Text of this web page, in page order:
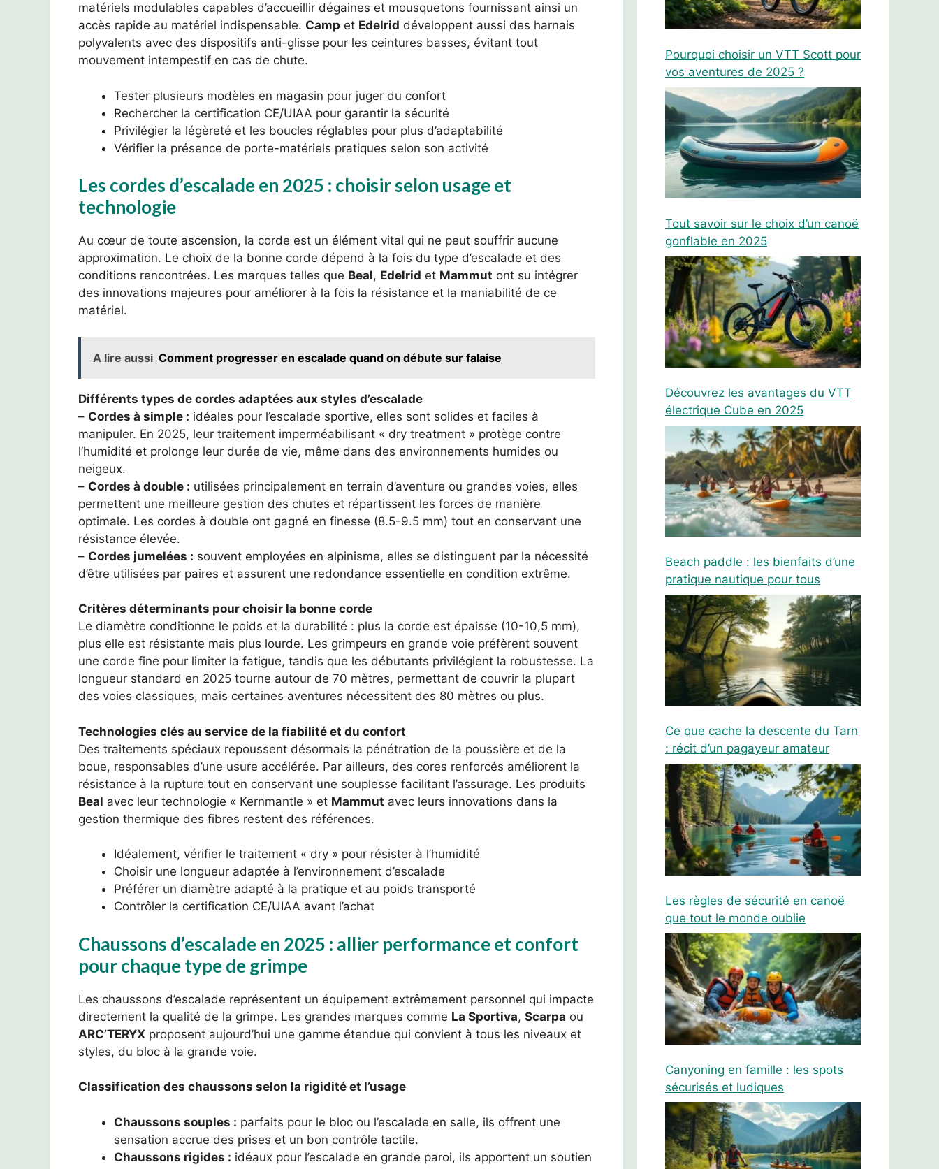
matériels modulables capables d’accueillir dégaines et mousquetons fournissant ainsi un
accès rapide au matériel indispensable. Camp et Edelrid développent aussi des harnais
polyvalents avec des dispositifs anti-glisse pour les ceintures basses, évitant tout
mouvement intempestif en cas de chute.
Tester plusieurs modèles en magasin pour juger du confort
Rechercher la certification CE/UIAA pour garantir la sécurité
Privilégier la légèreté et les boucles réglables pour plus d’adaptabilité
Vérifier la présence de porte-matériels pratiques selon son activité
Les cordes d’escalade en 2025 : choisir selon usage et
technologie
Au cœur de toute ascension, la corde est un élément vital qui ne peut souffrir aucune
approximation. Le choix de la bonne corde dépend à la fois du type d’escalade et des
conditions rencontrées. Les marques telles que Beal, Edelrid et Mammut ont su intégrer
des innovations majeures pour améliorer à la fois la résistance et la maniabilité de ce
matériel.
A lire aussi Comment progresser en escalade quand on débute sur falaise
Différents types de cordes adaptées aux styles d’escalade
– Cordes à simple : idéales pour l’escalade sportive, elles sont solides et faciles à
manipuler. En 2025, leur traitement imperméabilisant « dry treatment » protège contre
l’humidité et prolonge leur durée de vie, même dans des environnements humides ou
neigeux.
– Cordes à double : utilisées principalement en terrain d’aventure ou grandes voies, elles
permettent une meilleure gestion des chutes et répartissent les forces de manière
optimale. Les cordes à double ont gagné en finesse (8.5-9.5 mm) tout en conservant une
résistance élevée.
– Cordes jumelées : souvent employées en alpinisme, elles se distinguent par la nécessité
d’être utilisées par paires et assurent une redondance essentielle en condition extrême.
Critères déterminants pour choisir la bonne corde
Le diamètre conditionne le poids et la durabilité : plus la corde est épaisse (10-10,5 mm),
plus elle est résistante mais plus lourde. Les grimpeurs en grande voie préfèrent souvent
une corde fine pour limiter la fatigue, tandis que les débutants privilégient la robustesse. La
longueur standard en 2025 tourne autour de 70 mètres, permettant de couvrir la plupart
des voies classiques, mais certaines aventures nécessitent des 80 mètres ou plus.
Technologies clés au service de la fiabilité et du confort
Des traitements spéciaux repoussent désormais la pénétration de la poussière et de la
boue, responsables d’une usure accélérée. Par ailleurs, des cores renforcés améliorent la
résistance à la rupture tout en conservant une souplesse facilitant l’assurage. Les produits
Beal avec leur technologie « Kernmantle » et Mammut avec leurs innovations dans la
gestion thermique des fibres restent des références.
Idéalement, vérifier le traitement « dry » pour résister à l’humidité
Choisir une longueur adaptée à l’environnement d’escalade
Préférer un diamètre adapté à la pratique et au poids transporté
Contrôler la certification CE/UIAA avant l’achat
Chaussons d’escalade en 2025 : allier performance et confort
pour chaque type de grimpe
Les chaussons d’escalade représentent un équipement extrêmement personnel qui impacte
directement la qualité de la grimpe. Les grandes marques comme La Sportiva, Scarpa ou
ARC’TERYX proposent aujourd’hui une gamme étendue qui convient à tous les niveaux et
styles, du bloc à la grande voie.
Classification des chaussons selon la rigidité et l’usage
Chaussons souples : parfaits pour le bloc ou l’escalade en salle, ils offrent une
sensation accrue des prises et un bon contrôle tactile.
Chaussons rigides : idéaux pour l’escalade en grande paroi, ils apportent un soutien
Pourquoi choisir un VTT Scott pour
vos aventures de 2025 ?
Tout savoir sur le choix d’un canoë
gonflable en 2025
Découvrez les avantages du VTT
électrique Cube en 2025
Beach paddle : les bienfaits d’une
pratique nautique pour tous
Ce que cache la descente du Tarn
: récit d’un pagayeur amateur
Les règles de sécurité en canoë
que tout le monde oublie
Canyoning en famille : les spots
sécurisés et ludiques